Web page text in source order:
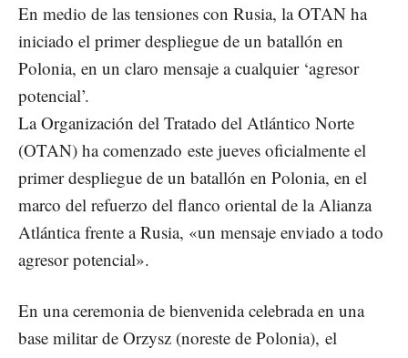
En medio de las tensiones con Rusia, la OTAN ha
iniciado el primer despliegue de un batallón en
Polonia, en un claro mensaje a cualquier ‘agresor
potencial’.
La Organización del Tratado del Atlántico Norte
(OTAN) ha comenzado este jueves oficialmente el
primer despliegue de un batallón en Polonia, en el
marco del refuerzo del flanco oriental de la Alianza
Atlántica frente a Rusia, «un mensaje enviado a todo
agresor potencial».
En una ceremonia de bienvenida celebrada en una
base militar de Orzysz (noreste de Polonia), el